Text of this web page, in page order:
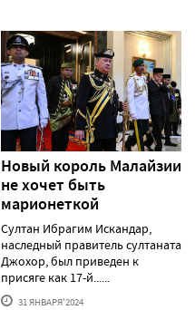
Новый король Малайзии
не хочет быть
марионеткой
Султан Ибрагим Искандар,
наследный правитель султаната
Джохор, был приведен к
присяге как 17-й......
31 ЯНВАРЯ'2024